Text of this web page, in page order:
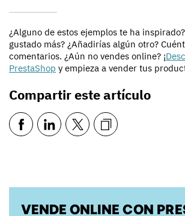
¿Alguno de estos ejemplos te ha
gustado más? ¿Añadirías algún otro?
comentarios. ¿Aún no vendes online? ¡
PrestaShop y empieza a vender tus
Compartir este artículo
VENDE ONLINE CON